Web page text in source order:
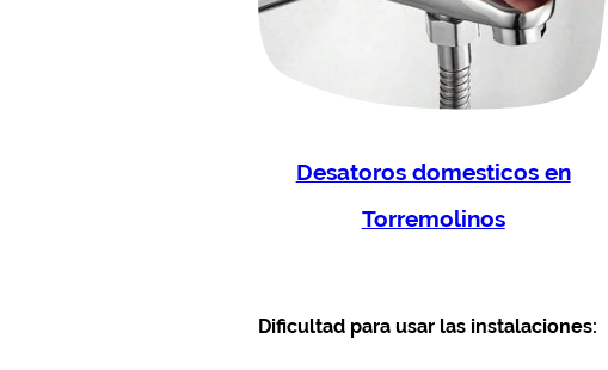
Desatoros domesticos en
Torremolinos
Dificultad para usar las instalaciones: